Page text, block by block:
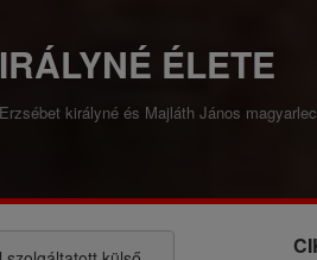
l
a
g
s
n
ÉLETE
Erzsébet királyné és Majláth János